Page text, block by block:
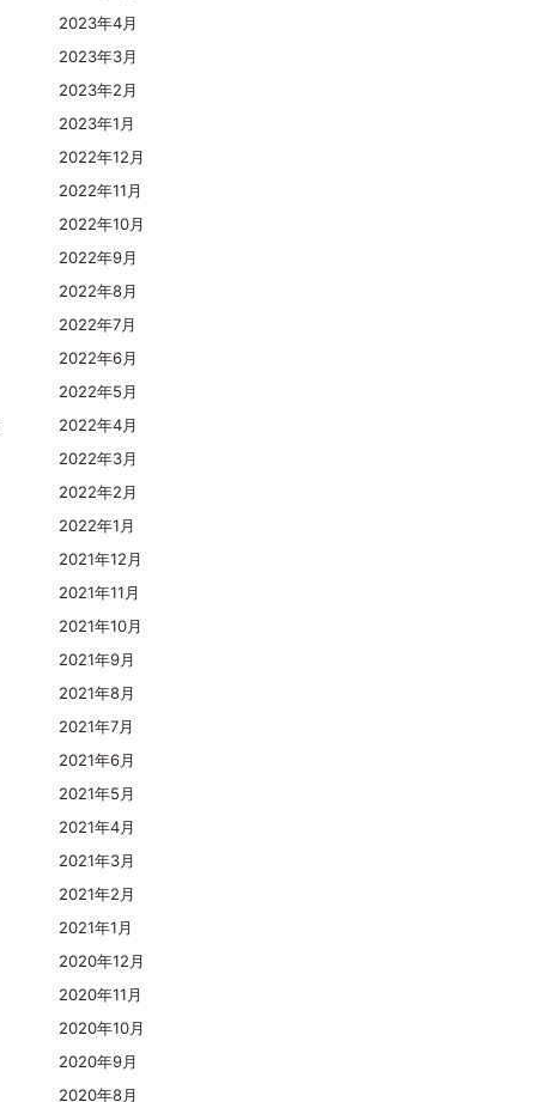
2023年4月
2023年3月
2023年2月
2023年1月
2022年12月
2022年11月
2022年10月
2022年9月
2022年8月
2022年7月
2022年6月
2022年5月
2022年4月
2022年3月
2022年2月
2022年1月
2021年12月
2021年11月
2021年10月
2021年9月
2021年8月
2021年7月
2021年6月
2021年5月
2021年4月
2021年3月
2021年2月
2021年1月
2020年12月
2020年11月
2020年10月
2020年9月
2020年8月